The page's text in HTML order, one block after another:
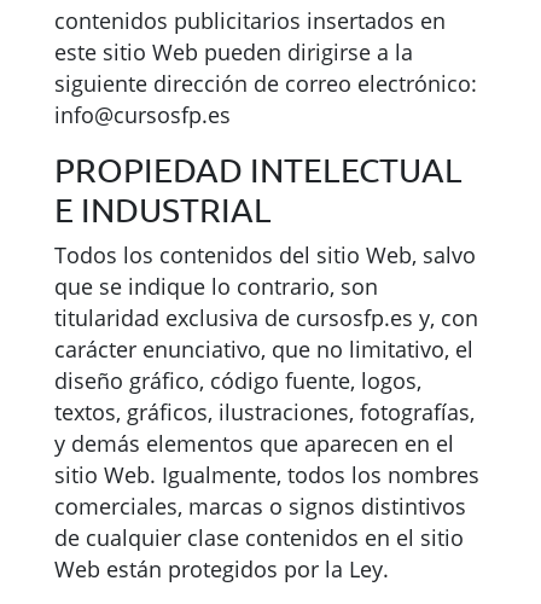
contenidos publicitarios insertados en
este sitio Web pueden dirigirse a la
siguiente dirección de correo electrónico:
info@cursosfp.es
PROPIEDAD INTELECTUAL
E INDUSTRIAL
Todos los contenidos del sitio Web, salvo
que se indique lo contrario, son
titularidad exclusiva de cursosfp.es y, con
carácter enunciativo, que no limitativo, el
diseño gráfico, código fuente, logos,
textos, gráficos, ilustraciones, fotografías,
y demás elementos que aparecen en el
sitio Web. Igualmente, todos los nombres
comerciales, marcas o signos distintivos
de cualquier clase contenidos en el sitio
Web están protegidos por la Ley.